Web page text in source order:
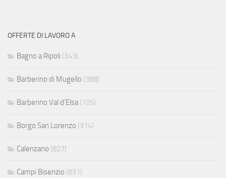
OFFERTE DI LAVORO A
Bagno a Ripoli (343)
Barberino di Mugello (388)
Barberino Val d'Elsa(105)
Borgo San Lorenzo (314)
Calenzano (827)
Campi Bisenzio (831)